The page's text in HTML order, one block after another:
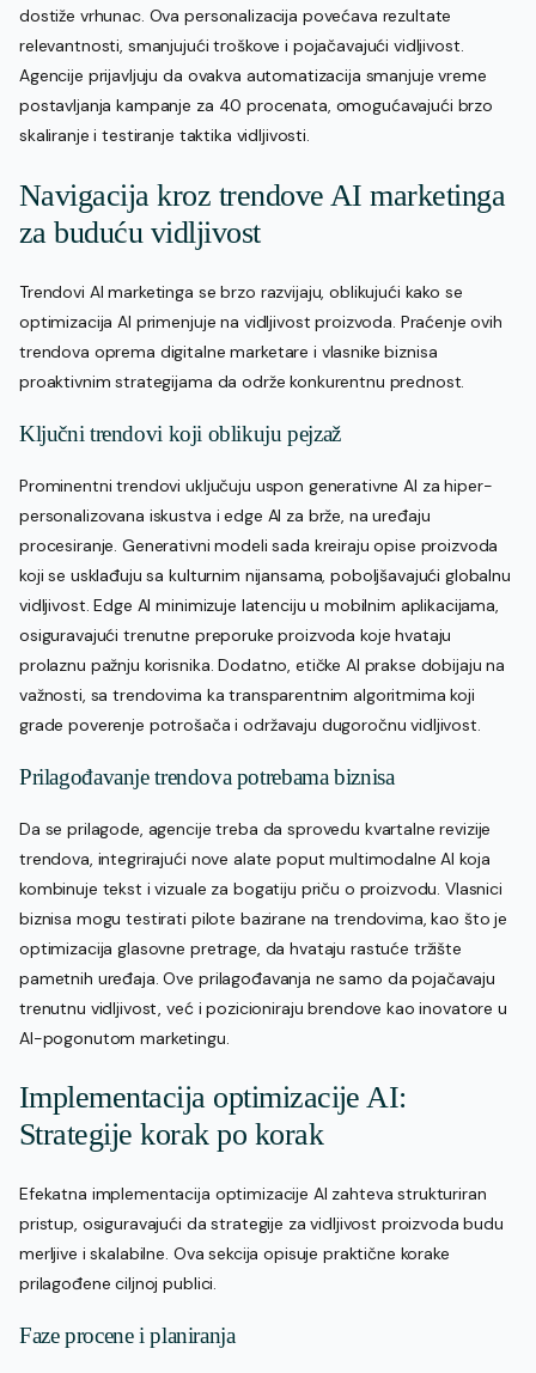
dostiže vrhunac. Ova personalizacija povećava rezultate
relevantnosti, smanjujući troškove i pojačavajući vidljivost.
Agencije prijavljuju da ovakva automatizacija smanjuje vreme
postavljanja kampanje za 40 procenata, omogućavajući brzo
skaliranje i testiranje taktika vidljivosti.
Navigacija kroz trendove AI marketinga
za buduću vidljivost
Trendovi AI marketinga se brzo razvijaju, oblikujući kako se
optimizacija AI primenjuje na vidljivost proizvoda. Praćenje ovih
trendova oprema digitalne marketare i vlasnike biznisa
proaktivnim strategijama da održe konkurentnu prednost.
Ključni trendovi koji oblikuju pejzaž
Prominentni trendovi uključuju uspon generativne AI za hiper-
personalizovana iskustva i edge AI za brže, na uređaju
procesiranje. Generativni modeli sada kreiraju opise proizvoda
koji se usklađuju sa kulturnim nijansama, poboljšavajući globalnu
vidljivost. Edge AI minimizuje latenciju u mobilnim aplikacijama,
osiguravajući trenutne preporuke proizvoda koje hvataju
prolaznu pažnju korisnika. Dodatno, etičke AI prakse dobijaju na
važnosti, sa trendovima ka transparentnim algoritmima koji
grade poverenje potrošača i održavaju dugoročnu vidljivost.
Prilagođavanje trendova potrebama biznisa
Da se prilagode, agencije treba da sprovedu kvartalne revizije
trendova, integrirajući nove alate poput multimodalne AI koja
kombinuje tekst i vizuale za bogatiju priču o proizvodu. Vlasnici
biznisa mogu testirati pilote bazirane na trendovima, kao što je
optimizacija glasovne pretrage, da hvataju rastuće tržište
pametnih uređaja. Ove prilagođavanja ne samo da pojačavaju
trenutnu vidljivost, već i pozicioniraju brendove kao inovatore u
AI-pogonutom marketingu.
Implementacija optimizacije AI:
Strategije korak po korak
Efekatna implementacija optimizacije AI zahteva strukturiran
pristup, osiguravajući da strategije za vidljivost proizvoda budu
merljive i skalabilne. Ova sekcija opisuje praktične korake
prilagođene ciljnoj publici.
Faze procene i planiranja